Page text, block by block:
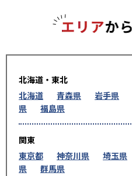
北海道・東北
北海道
青森県 岩手県
県
福島県
関東
東京都
神奈川県 埼玉県
県
群馬県